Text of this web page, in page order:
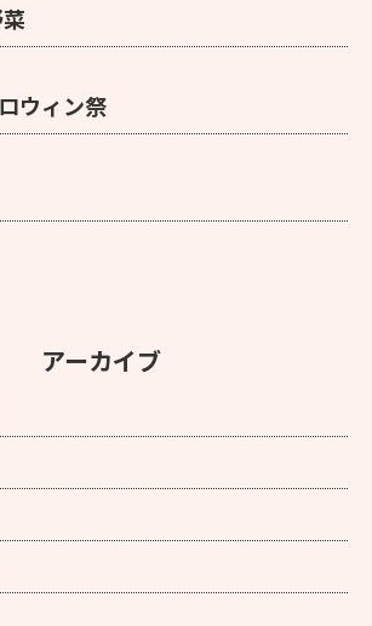
ウィン祭
アーカイブ